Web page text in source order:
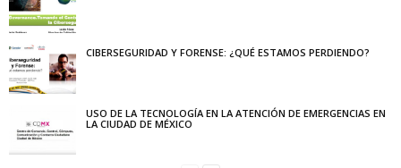
CIBERSEGURIDAD Y FORENSE: ¿QUÉ ESTAMOS PERDIENDO?
USO DE LA TECNOLOGÍA EN LA ATENCIÓN DE EMERGENCIAS EN
LA CIUDAD DE MÉXICO